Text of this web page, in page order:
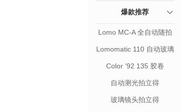
爆款推荐
Lomo MC-A 全自动随拍
Lomomatic 110 自动玻璃
镜头胶片相机
Color ’92 135 胶卷
自动测光拍立得
玻璃镜头拍立得